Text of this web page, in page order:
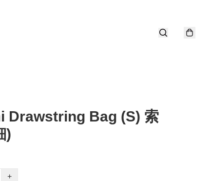
Drawstring Bag (S) 索
)
+